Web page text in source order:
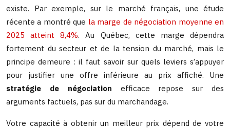
existe. Par exemple, sur le marché français, une étude
récente a montré que la marge de négociation moyenne en
2025 atteint 8,4%. Au Québec, cette marge dépendra
fortement du secteur et de la tension du marché, mais le
principe demeure : il faut savoir sur quels leviers s’appuyer
pour justifier une offre inférieure au prix affiché. Une
stratégie de négociation efficace repose sur des
arguments factuels, pas sur du marchandage.
Votre capacité à obtenir un meilleur prix dépend de votre